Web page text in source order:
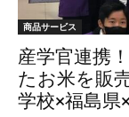
商品サービス
産学官連携
たお米を販
学校×福島県